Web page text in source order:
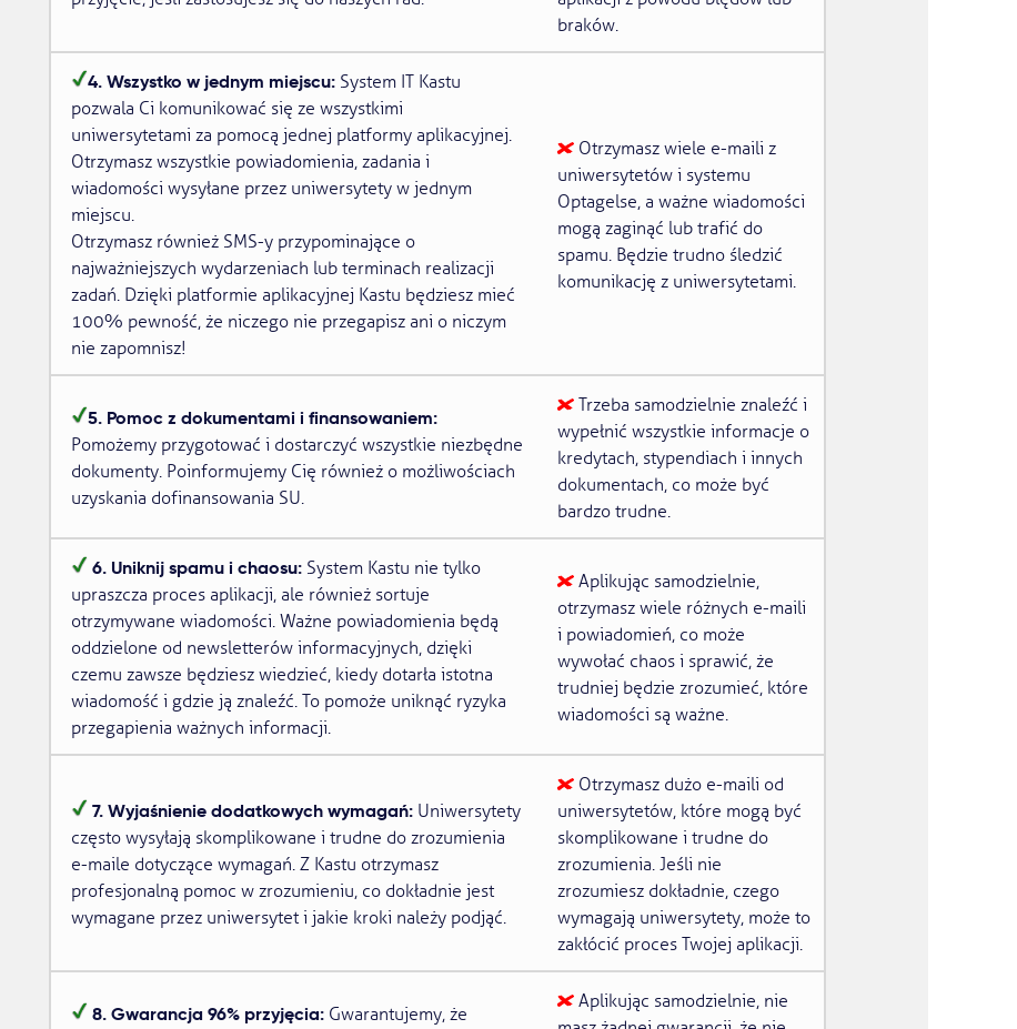
braków.
4. Wszystko w jednym miejscu: System IT Kastu
pozwala Ci komunikować się ze wszystkimi
uniwersytetami za pomocą jednej platformy aplikacyjnej.
Otrzymasz wszystkie powiadomienia, zadania i
wiadomości wysyłane przez uniwersytety w jednym
miejscu.
Otrzymasz również SMS-y przypominające o
najważniejszych wydarzeniach lub terminach realizacji
zadań. Dzięki platformie aplikacyjnej Kastu będziesz mieć
100% pewność, że niczego nie przegapisz ani o niczym
nie zapomnisz!
Otrzymasz wiele e-maili z
uniwersytetów i systemu
Optagelse, a ważne wiadomości
mogą zaginąć lub trafić do
spamu. Będzie trudno śledzić
komunikację z uniwersytetami.
5. Pomoc z dokumentami i finansowaniem:
Pomożemy przygotować i dostarczyć wszystkie niezbędne
dokumenty. Poinformujemy Cię również o możliwościach
uzyskania dofinansowania SU.
Trzeba samodzielnie znaleźć i
wypełnić wszystkie informacje o
kredytach, stypendiach i innych
dokumentach, co może być
bardzo trudne.
6. Uniknij spamu i chaosu: System Kastu nie tylko
upraszcza proces aplikacji, ale również sortuje
otrzymywane wiadomości. Ważne powiadomienia będą
oddzielone od newsletterów informacyjnych, dzięki
czemu zawsze będziesz wiedzieć, kiedy dotarła istotna
wiadomość i gdzie ją znaleźć. To pomoże uniknąć ryzyka
przegapienia ważnych informacji.
Aplikując samodzielnie,
otrzymasz wiele różnych e-maili
i powiadomień, co może
wywołać chaos i sprawić, że
trudniej będzie zrozumieć, które
wiadomości są ważne.
7. Wyjaśnienie dodatkowych wymagań: Uniwersytety
często wysyłają skomplikowane i trudne do zrozumienia
e-maile dotyczące wymagań. Z Kastu otrzymasz
profesjonalną pomoc w zrozumieniu, co dokładnie jest
wymagane przez uniwersytet i jakie kroki należy podjąć.
Otrzymasz dużo e-maili od
uniwersytetów, które mogą być
skomplikowane i trudne do
zrozumienia. Jeśli nie
zrozumiesz dokładnie, czego
wymagają uniwersytety, może to
zakłócić proces Twojej aplikacji.
8. Gwarancja 96% przyjęcia: Gwarantujemy, że
Aplikując samodzielnie, nie